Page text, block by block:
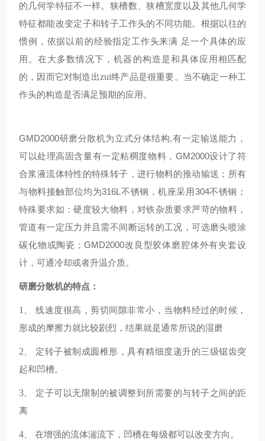
的几何学特征不一样。狭槽数、狭槽宽度以及其他几何学
特征都能改变定子和转子工作头的不同功能。根据以往的
惯例，依据以前的经验指定工作头来满 足一个具体的应
用。在大多数情况下，机器的构造是和具体应用相匹配
的，因而它对制造出zui终产品是很重要。当不确定一种工
作头的构造是否满足预期的应用。
GMD2000研磨分散机为立式分体结构,有一定输送能力，
可以处理高固含量有一定粘稠度物料，GM2000设计了符
合浆液流体特性的特殊转子，进行物料的推动输送；所有
与物料接触部位均为316L不锈钢，机座采用304不锈钢；
特殊要求如：硬度较大物料，对铁杂质要求严苛的物料，
管道有一定压力并且需不间断运转的工况，可选磨头喷涂
碳化物或陶瓷；GMD2000改良型胶体磨腔体外有夹套设
计，可通冷却或者升温介质。
研磨分散机的特点：
1
线速度很高，剪切间隙非常小，当物料经过的时候，
形成的摩擦力就比较剧烈，结果就是通常所说的湿磨
2
定转子被制成圆椎形，具有精细度递升的三级锯齿突
起和凹槽。
3
定子可以无限制的被调整到所需要的与转子之间的距
离
4 在增强的流体湍流下，凹槽在每级都可以改变方向。